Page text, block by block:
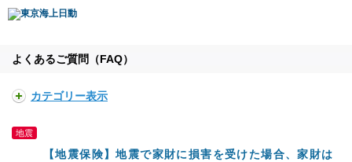
よくあるご質問（FAQ）
カテゴリー表示
地震
【地震保険】地震で家財に損害を受けた場合、家財は